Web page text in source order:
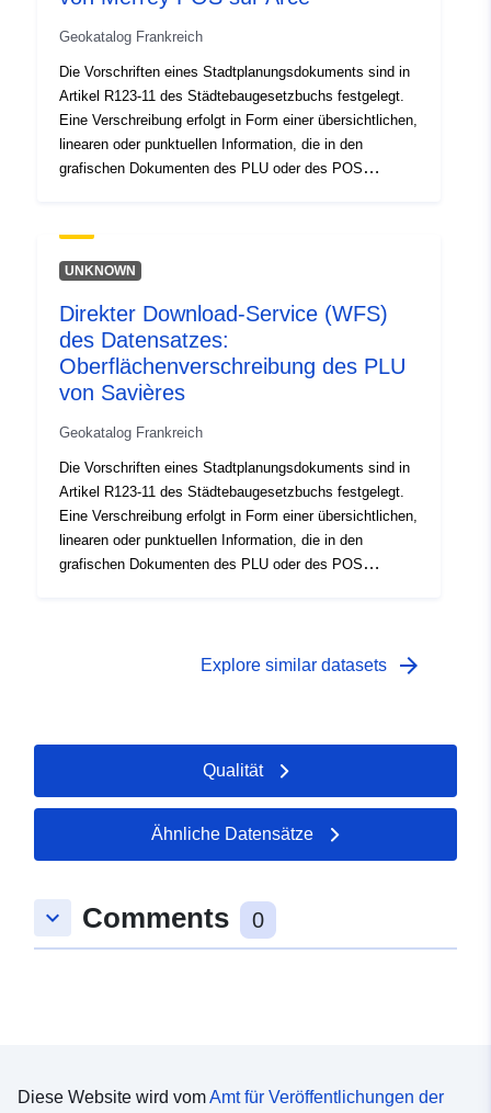
Geokatalog Frankreich
Die Vorschriften eines Stadtplanungsdokuments sind in
Artikel R123-11 des Städtebaugesetzbuchs festgelegt.
Eine Verschreibung erfolgt in Form einer übersichtlichen,
linearen oder punktuellen Information, die in den
grafischen Dokumenten des PLU oder des POS
Regel zu einer zusätzlichen Belastung für die Regelung
des Gebiets.
UNKNOWN
Direkter Download-Service (WFS)
des Datensatzes:
Oberflächenverschreibung des PLU
von Savières
Geokatalog Frankreich
Die Vorschriften eines Stadtplanungsdokuments sind in
Artikel R123-11 des Städtebaugesetzbuchs festgelegt.
Eine Verschreibung erfolgt in Form einer übersichtlichen,
linearen oder punktuellen Information, die in den
grafischen Dokumenten des PLU oder des POS
Explore similar datasets arrow_forward
Qualität
Ähnliche Datensätze
keyboard_arrow_down Comments 0
Diese Website wird vomAmt für Veröffentlichungen der